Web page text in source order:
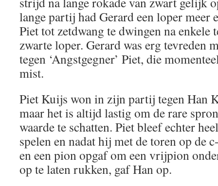
lange partij had Gerard een loper meer
Piet tot zetdwang te dwingen na enkele
zwarte loper. Gerard was erg tevreden
tegen ‘Angstgegner’ Piet, die
mist.
Piet Kuijs won in zijn partij tegen Han
maar het is altijd lastig om de rare
waarde te schatten. Piet bleef echter
spelen en nadat hij met de toren op de
en een pion opgaf om een vrijpion
op te laten rukken, gaf Han op.